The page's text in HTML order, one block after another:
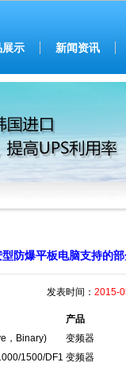
展示 新闻资讯
防爆平板电脑支持的
发表时间： 2015-
产品
，Binary) 变频器
1500/DF1 变频器